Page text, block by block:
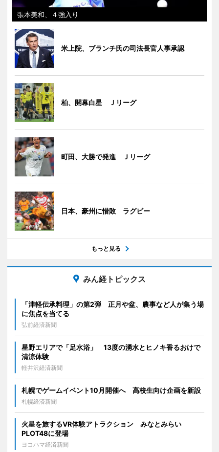
張本美和、４強入り
米上院、ブランチ氏の司法長官人事承認
柏、開幕白星 Ｊリーグ
町田、大勝で発進 Ｊリーグ
日本、豪州に惜敗 ラグビー
もっと見る
みん経トピックス
「津軽伝承料理」の第2弾 正月や盆、農事など人が集う場
に焦点を当てる
弘前経済新聞
星野エリアで「足水浴」 13度の湧水とヒノキ香るおけで
清涼体験
軽井沢経済新聞
札幌でゲームイベント10月開催へ 高校生向け企画を新設
札幌経済新聞
火星を旅するVR体験アトラクション みなとみらい
PLOT48に登場
ヨコハマ経済新聞